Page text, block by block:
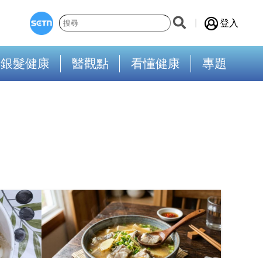
登入
銀髮健康 醫觀點 看懂健康 專題